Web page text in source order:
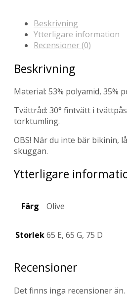
Beskrivning
Ytterligare information
Recensioner (0)
Beskrivning
Material: 53% polyamid, 35%
Tvättråd: 30° fintvätt i
torktumling.
OBS! När du inte bär bikinin,
skuggan.
Ytterligare
Färg Olive
Storlek65 E, 65 G, 75 D
Recensioner
Det finns inga recensioner än.